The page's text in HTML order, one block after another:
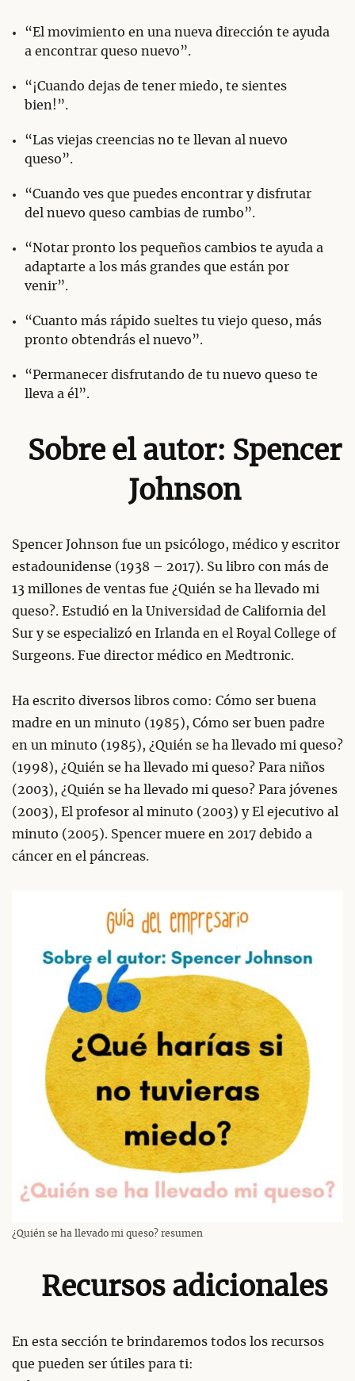
“El movimiento en una nueva dirección te ayuda
a encontrar queso nuevo”.
“¡Cuando dejas de tener miedo, te sientes
bien!”.
“Las viejas creencias no te llevan al nuevo
queso”.
“Cuando ves que puedes encontrar y disfrutar
del nuevo queso cambias de rumbo”.
“Notar pronto los pequeños cambios te ayuda a
adaptarte a los más grandes que están por
venir”.
“Cuanto más rápido sueltes tu viejo queso, más
pronto obtendrás el nuevo”.
“Permanecer disfrutando de tu nuevo queso te
lleva a él”.
Sobre el autor: Spencer
Johnson
Spencer Johnson fue un psicólogo, médico y escritor
estadounidense (1938 – 2017). Su libro con más de
13 millones de ventas fue ¿Quién se ha llevado mi
queso?. Estudió en la Universidad de California del
Sur y se especializó en Irlanda en el Royal College of
Surgeons. Fue director médico en Medtronic.
Ha escrito diversos libros como: Cómo ser buena
madre en un minuto (1985), Cómo ser buen padre
en un minuto (1985), ¿Quién se ha llevado mi queso?
(1998), ¿Quién se ha llevado mi queso? Para niños
(2003), ¿Quién se ha llevado mi queso? Para jóvenes
(2003), El profesor al minuto (2003) y El ejecutivo al
minuto (2005). Spencer muere en 2017 debido a
cáncer en el páncreas.
¿Quién se ha llevado mi queso? resumen
Recursos adicionales
En esta sección te brindaremos todos los recursos
que pueden ser útiles para ti: